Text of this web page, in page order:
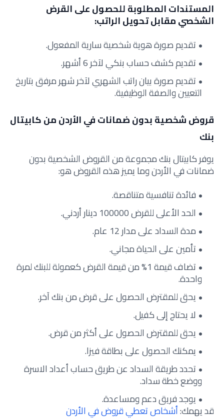
المستندات المطلوبة للحصول على القرض
الشخصي مقابل تحويل الراتب:
تقديم صورة هوية شخصية سارية المفعول.
تقديم كشف حساب بنكي لآخر 6 أشهر.
تقديم صورة بيان راتب الشهري لآخر شهر مرفق بتاريخ
التعيين والصفة الوظيفية.
قروض شخصية بدون ضمانات في الأردن من كابيتال
بنك
يوفر كابيتال بنك مجموعة من القروض الشخصية بدون
ضمانات في الأردن وما يميز هذه القروض هو:
فائدة تنافسية متناقصة.
الحد الأعلى للقرض 100000 دينار أردني.
مدة السداد على مدار 12 عام.
تأمين على الحياة مجاني.
تضاف قيمة 1% من قيمة القرض كعمولة للبنك لمرة
واحدة.
يحق للمقترض الحصول على قرض من بنك آخر.
لا يحتاج إلى كفيل.
يحق للمقترض الحصول على أكثر من قرض.
يمكنك الحصول على بطاقة فيزا.
تحدد طريقة السداد عن طريق حساب أعداد الاسرة
ووضع خطة سداد.
يوجد فريق دعم ومساعدة.
قد يهمك:أشخاص تعطي قروض في الأردن